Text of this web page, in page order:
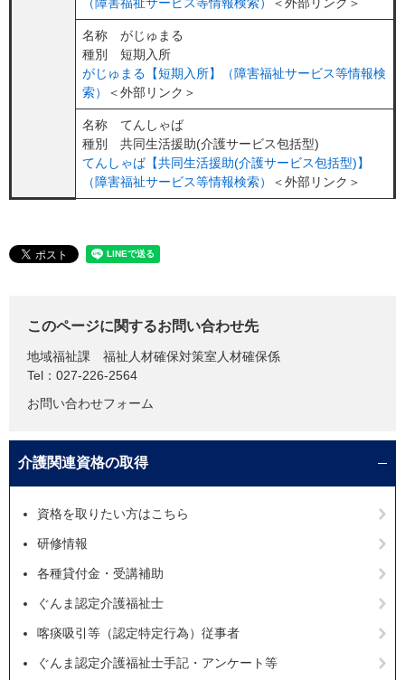
名称 がじゅまる
種別 短期入所
がじゅまる【短期入所】（障害福祉サービス等情報検
索）
＜外部リンク＞
名称 てんしゃば
種別 共同生活援助(介護サービス包括型)
てんしゃば【共同生活援助(介護サービス包括型)】
（障害福祉サービス等情報検索）
＜外部リンク＞
このページに関するお問い合わせ先
地域福祉課
福祉人材確保対策室人材確保係
Tel：027-226-2564
お問い合わせフォーム
介護関連資格の取得
資格を取りたい方はこちら
研修情報
各種貸付金・受講補助
ぐんま認定介護福祉士
喀痰吸引等（認定特定行為）従事者
ぐんま認定介護福祉士手記・アンケート等